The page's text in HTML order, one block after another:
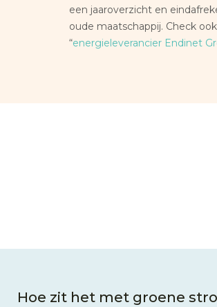
een jaaroverzicht en
oude maatschappij. Check ook
“energieleverancier Endinet
Hoe zit het met groene